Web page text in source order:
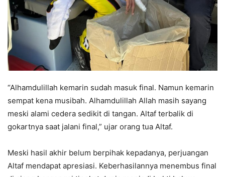
“Alhamdulillah kemarin sudah masuk final. Namun kemarin
sempat kena musibah. Alhamdulillah Allah masih sayang
meski alami cedera sedikit di tangan. Altaf terbalik di
gokartnya saat jalani final,” ujar orang tua Altaf.
Meski hasil akhir belum berpihak kepadanya, perjuangan
Altaf mendapat apresiasi. Keberhasilannya menembus final